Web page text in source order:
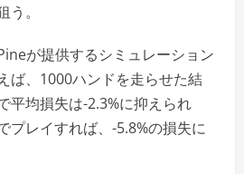
。
が提供するシミュレーション
ば、1000ハンドを走らせた結
平均損失は-2.3%に抑えられ
プレイすれば、-5.8%の損失に